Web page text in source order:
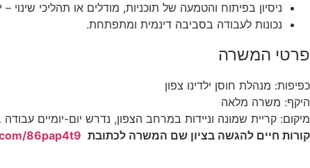
ניסיון בפיתוח והטמעה של תוכניות, מודלים או תהליכי שינוי
נכונות לעבודה בסביבה דינמית ומתפתחת.
פרטי המשרה
כפיפות: מנהלת חוסן ילדינו צפון
היקף: משרה מלאה
מיקום: קריית שמונה וניידות במרחב הצפון, נדרש יום-יומיים
קורות חיים להגשה בציון שם המשרה לכתובת 86pap4t9